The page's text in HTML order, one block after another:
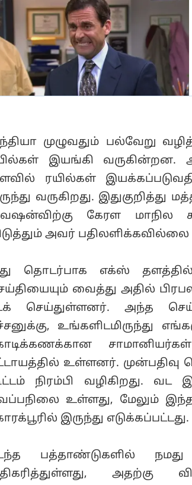
முழுவதும் பல்வேறு
இயங்கி
ரயில்கள்
வருகிறது.
கேரள மாநில
அவர் பதிலளிக்கவில்லை
தொடர்பாக எக்ஸ்
வைத்து அதில்
செய்துள்ளனர். அந்த
உங்களிடமிருந்து
உள்ளனர். முன்பதிவு
நிரம்பி வழிகிறது. வட
உள்ளது, மேலும்
இருந்து எடுக்கப்பட்டது.
பத்தாண்டுகளில்
அதற்கு